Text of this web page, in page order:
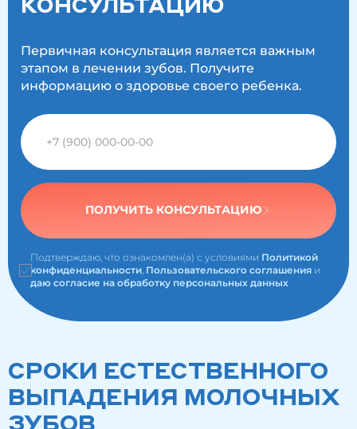
Первичная консультация является важным
этапом в лечении зубов. Получите
информацию о здоровье своего ребенка.
ПОЛУЧИТЬ КОНСУЛЬТАЦИЮ
Подтверждаю, что ознакомлен(а) с условиями Политикой
конфиденциальности Пользовательского соглашения и
даю согласие на обработку персональных данных
СРОКИ ЕСТЕСТВЕННОГО
ВЫПАДЕНИЯ МОЛОЧНЫХ
ЗУБОВ